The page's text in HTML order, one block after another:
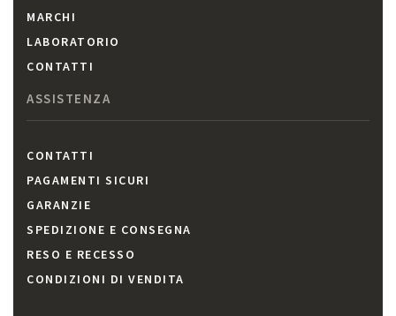
MARCHI
LABORATORIO
CONTATTI
ASSISTENZA
CONTATTI
PAGAMENTI SICURI
GARANZIE
SPEDIZIONE E CONSEGNA
RESO E RECESSO
CONDIZIONI DI VENDITA